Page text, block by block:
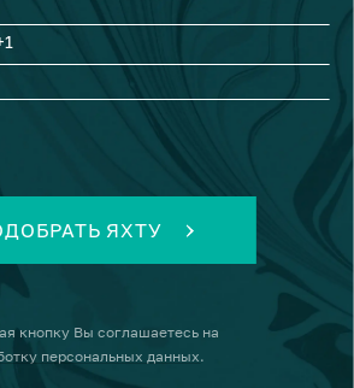
ЯХТУ
кнопку Вы соглашаетесь на
персональных данных.